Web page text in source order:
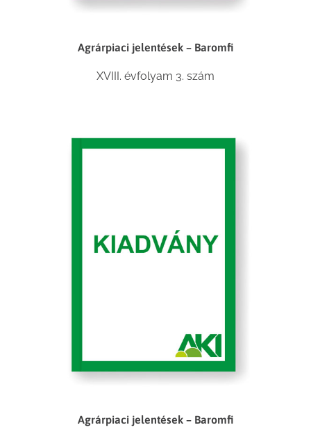
Agrárpiaci jelentések – Baromfi
XVIII. évfolyam 3. szám
Agrárpiaci jelentések – Baromfi